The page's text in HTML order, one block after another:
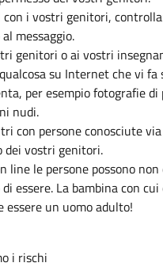
i vostri genitori,
messaggio.
genitori o ai vostri
su Internet che vi fa
per esempio fotografie di
nudi.
con persone conosciute
dei vostri genitori.
line le persone possono non
essere. La bambina con
essere un uomo adulto!
i rischi